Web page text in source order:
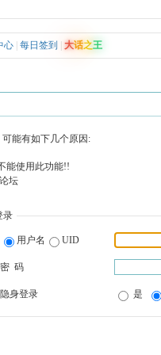
心 每日签到 大话之王
能有如下几个原因:
能使用此功能!!
坛
录
用户名 UID
密 码
隐身登录 是